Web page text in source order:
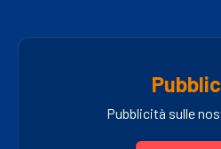
Pubblicità sulle